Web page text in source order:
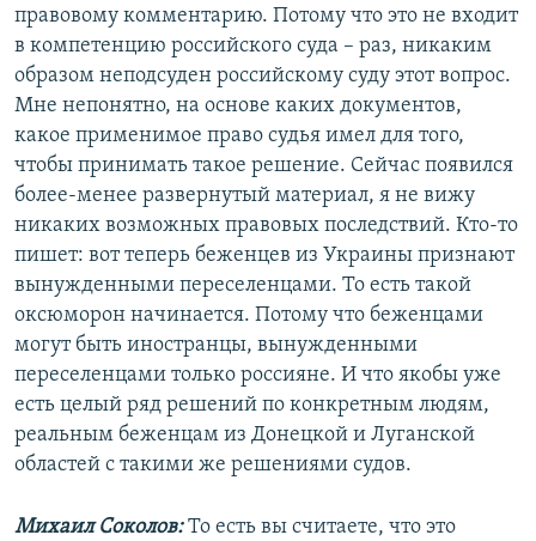
правовому комментарию. Потому что это не входит
в компетенцию российского суда – раз, никаким
образом неподсуден российскому суду этот вопрос.
Мне непонятно, на основе каких документов,
какое применимое право судья имел для того,
чтобы принимать такое решение. Сейчас появился
более-менее развернутый материал, я не вижу
никаких возможных правовых последствий. Кто-то
пишет: вот теперь беженцев из Украины признают
вынужденными переселенцами. То есть такой
оксюморон начинается. Потому что беженцами
могут быть иностранцы, вынужденными
переселенцами только россияне. И что якобы уже
есть целый ряд решений по конкретным людям,
реальным беженцам из Донецкой и Луганской
областей с такими же решениями судов.
Михаил Соколов:То есть вы считаете, что это